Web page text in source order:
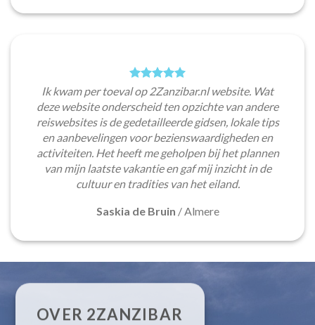
Ik kwam per toeval op 2Zanzibar.nl website. Wat
deze website onderscheid ten opzichte van andere
reiswebsites is de gedetailleerde gidsen, lokale tips
en aanbevelingen voor bezienswaardigheden en
activiteiten. Het heeft me geholpen bij het plannen
van mijn laatste vakantie en gaf mij inzicht in de
cultuur en tradities van het eiland.
Saskia de Bruin / Almere
OVER 2ZANZIBAR